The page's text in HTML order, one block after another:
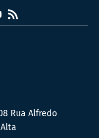
RSS
Rua Alfredo